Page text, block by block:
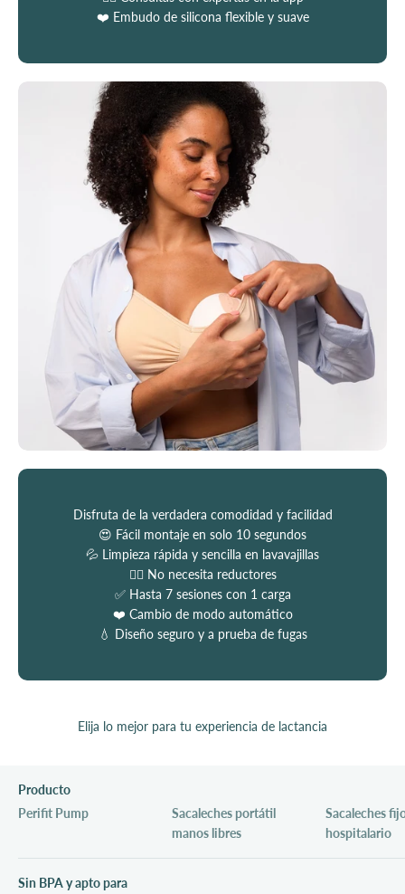
❤️ Embudo de silicona flexible y suave
Disfruta de la verdadera comodidad y facilidad
😍 Fácil montaje en solo 10 segundos
💦 Limpieza rápida y sencilla en lavavajillas
💆‍♀️ No necesita reductores
✅ Hasta 7 sesiones con 1 carga
❤️ Cambio de modo automático
💧 Diseño seguro y a prueba de fugas
Elija lo mejor para tu experiencia de lactancia
Producto
Perifit Pump
Sacaleches portátil
manos libres
Sacaleches
hospitalario
Sin BPA y apto para